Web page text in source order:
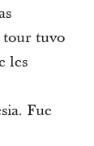
tour tuvo
les
Fue